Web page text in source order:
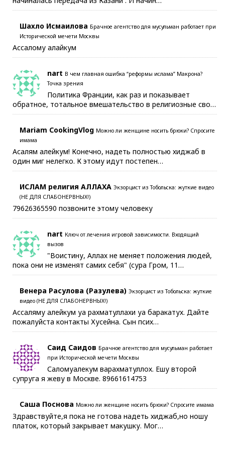
Шахло Исмаилова Брачное агентство для мусульман работает при
Исторической мечети Москвы
Ассалому алайкум
nart В чем главная ошибка “реформы ислама” Макрона?
Точка зрения
Политика Франции, как раз и показывает
обратное, тотальное вмешательство в религиозные сво…
Mariam CookingVlog Можно ли женщине носить брюки? Спросите
имама
Асалям алейкум! Конечно, надеть полностью хиджаб в
один миг нелегко. К этому идут постепен…
ИСЛАМ религия АЛЛАХА Экзорцист из Тобольска: жуткие видео
(НЕ ДЛЯ СЛАБОНЕРВНЫХ!)
79626365590 позвоните этому человеку
nart Ключ от лечения игровой зависимости. Входящий
вызов
"Воистину, Аллах не меняет положения людей,
пока они не изменят самих себя" (сура Гром, 11…
Венера Расулова (Разулева) Экзорцист из Тобольска: жуткие
видео (НЕ ДЛЯ СЛАБОНЕРВНЫХ!)
Ассаляму алейкум уа рахматуллахи уа баракатух. Дайте
пожалуйста контакты Хусейна. Сын псих…
Саид Саидов Брачное агентство для мусульман работает
при Исторической мечети Москвы
Саломуалекум варахматуллох. Ешу второй
супруга я жеву в Москве. 89661614753
Саша Поснова Можно ли женщине носить брюки? Спросите имама
Здравствуйте,я пока не готова надеть хиджаб,но ношу
платок, который закрывает макушку. Мог…